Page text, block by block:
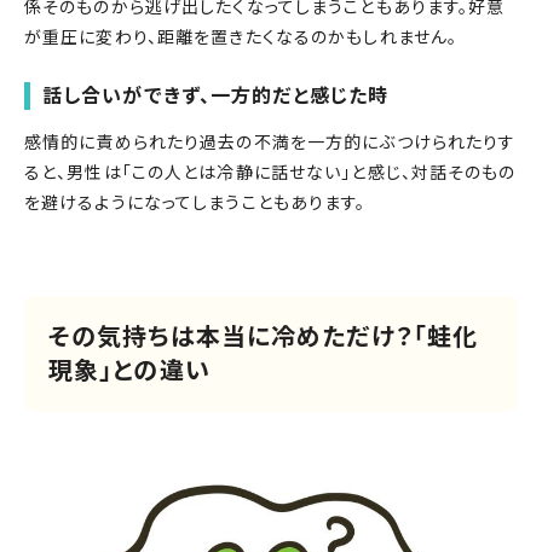
係そのものから逃げ出したくなってしまうこともあります。好意
が重圧に変わり、距離を置きたくなるのかもしれません。
話し合いができず、一方的だと感じた時
感情的に責められたり過去の不満を一方的にぶつけられたりす
ると、男性は「この人とは冷静に話せない」と感じ、対話そのもの
を避けるようになってしまうこともあります。
その気持ちは本当に冷めただけ？「蛙化
現象」との違い